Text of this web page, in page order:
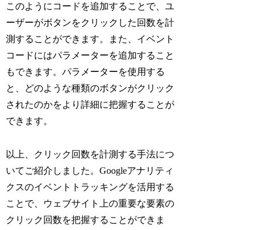
このようにコードを追加することで、ユ
ーザーがボタンをクリックした回数を計
測することができます。また、イベント
コードにはパラメーターを追加すること
もできます。パラメーターを使用する
と、どのような種類のボタンがクリック
されたのかをより詳細に把握することが
できます。
以上、クリック回数を計測する手法につ
いてご紹介しました。Googleアナリティ
クスのイベントトラッキングを活用する
ことで、ウェブサイト上の重要な要素の
クリック回数を把握することができま